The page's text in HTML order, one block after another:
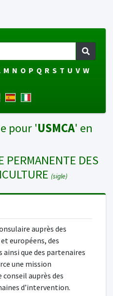
M N O P Q R S T U V W
pour 'USMCA' en
PERMANENTE DES
(sigle)
auprès des
européens, des
que des partenaires
une mission
conseil auprès des
d’intervention.